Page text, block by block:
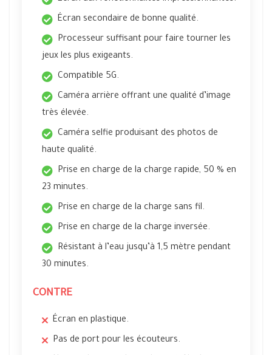
Écran secondaire de bonne qualité.
Processeur suffisant pour faire tourner les
jeux les plus exigeants.
Compatible 5G.
Caméra arrière offrant une qualité d’image
très élevée.
Caméra selfie produisant des photos de
haute qualité.
Prise en charge de la charge rapide, 50 % en
23 minutes.
Prise en charge de la charge sans fil.
Prise en charge de la charge inversée.
Résistant à l’eau jusqu’à 1,5 mètre pendant
30 minutes.
CONTRE
Écran en plastique.
Pas de port pour les écouteurs.